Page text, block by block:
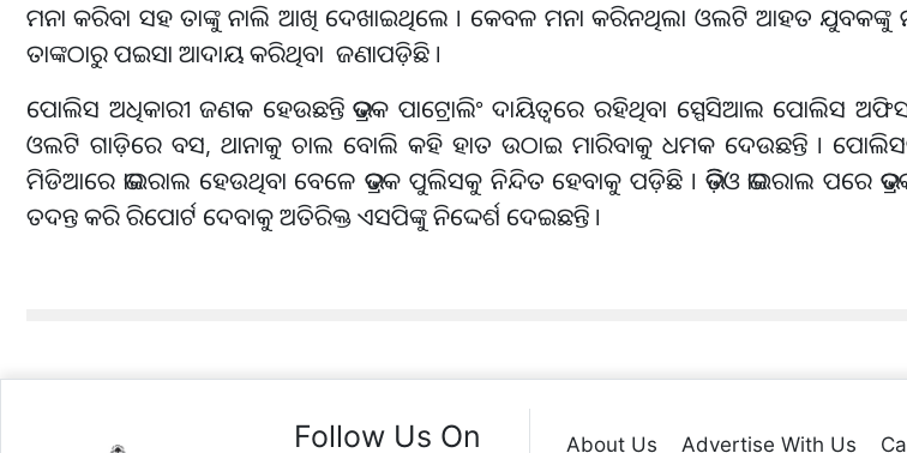
ମନା କରିବା ସହ ତାଙ୍କୁ ନାଲି ଆଖି ଦେଖାଇଥିଲେ । କେବଳ ମନା କରିନଥିଲା ଓଲଟି ଆହତ ଯୁବକଙ୍କୁ
ତାଙ୍କଠାରୁ ପଇସା ଆଦାୟ କରିଥିବା ଜଣାପଡ଼ିଛି ।
ପୋଲିସ ଅଧିକାରୀ ଜଣକ ହେଉଛନ୍ତି ଭଦ୍ରକ ପାଟ୍ରୋଲିଂ ଦାୟିତ୍ୱରେ ରହିଥିବା ସ୍ପେସିଆଲ ପୋଲିସ
ଓଲଟି ଗାଡ଼ିରେ ବସ, ଥାନାକୁ ଚାଲ ବୋଲି କହି ହାତ ଉଠାଇ ମାରିବାକୁ ଧମକ ଦେଉଛନ୍ତି ।
ମିଡିଆରେ ଭାଇରାଲ ହେଉଥିବା ବେଳେ ଭଦ୍ରକ ପୁଲିସକୁ ନିନ୍ଦିତ ହେବାକୁ ପଡ଼ିଛି । ଭିଡ଼ିଓ ଭାଇରାଲ ପରେ
ତଦନ୍ତ କରି ରିପୋର୍ଟ ଦେବାକୁ ଅତିରିକ୍ତ ଏସପିଙ୍କୁ ନିଦ୍ଦେର୍ଶ ଦେଇଛନ୍ତି ।
Follow Us On About Us Advertise With Us